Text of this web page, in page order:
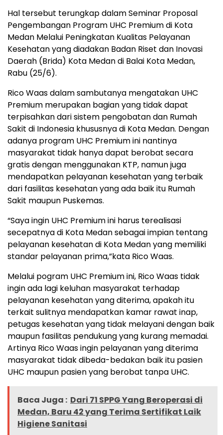
Hal tersebut terungkap dalam Seminar Proposal
Pengembangan Program UHC Premium di Kota
Medan Melalui Peningkatan Kualitas Pelayanan
Kesehatan yang diadakan Badan Riset dan Inovasi
Daerah (Brida) Kota Medan di Balai Kota Medan,
Rabu (25/6).
Rico Waas dalam sambutanya mengatakan UHC
Premium merupakan bagian yang tidak dapat
terpisahkan dari sistem pengobatan dan Rumah
Sakit di Indonesia khususnya di Kota Medan. Dengan
adanya program UHC Premium ini nantinya
masyarakat tidak hanya dapat berobat secara
gratis dengan menggunakan KTP, namun juga
mendapatkan pelayanan kesehatan yang terbaik
dari fasilitas kesehatan yang ada baik itu Rumah
Sakit maupun Puskemas.
“Saya ingin UHC Premium ini harus terealisasi
secepatnya di Kota Medan sebagai impian tentang
pelayanan kesehatan di Kota Medan yang memiliki
standar pelayanan prima,”kata Rico Waas.
Melalui pogram UHC Premium ini, Rico Waas tidak
ingin ada lagi keluhan masyarakat terhadap
pelayanan kesehatan yang diterima, apakah itu
terkait sulitnya mendapatkan kamar rawat inap,
petugas kesehatan yang tidak melayani dengan baik
maupun fasilitas pendukung yang kurang memadai.
Artinya Rico Waas ingin pelayanan yang diterima
masyarakat tidak dibeda-bedakan baik itu pasien
UHC maupun pasien yang berobat tanpa UHC.
Baca Juga : Dari 71 SPPG Yang Beroperasi di
Medan, Baru 42 yang Terima Sertifikat Laik
Higiene Sanitasi